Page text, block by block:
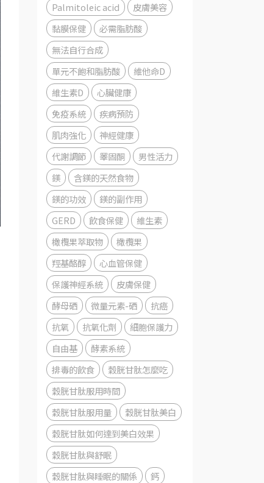
Palmitoleic acid
皮膚美容
黏膜保健
必需脂肪酸
無法自行合成
單元不飽和脂肪酸
維他命D
維生素D
心臟健康
免疫系統
疾病預防
肌肉強化
神經健康
代謝調節
睪固酮
男性活力
鎂
含鎂的天然食物
鎂的功效
鎂的副作用
GERD
飲食保健
維生素
橄欖果萃取物
橄欖果
羥基酪醇
心血管保健
保護神經系統
皮膚保健
酵母硒
微量元素-硒
抗癌
抗氧
抗氧化劑
細胞保護力
自由基
酵素系統
排毒的飲食
穀胱甘肽怎麼吃
穀胱甘肽服用時間
穀胱甘肽服用量
穀胱甘肽美白
穀胱甘肽如何達到美白效果
穀胱甘肽與舒眠
穀胱甘肽與睡眠的關係
鈣